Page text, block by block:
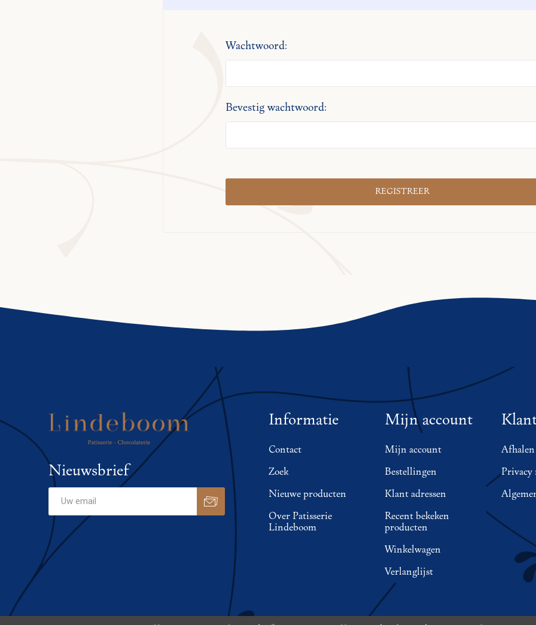
Wachtwoord:
Bevestig wachtwoord:
Nieuwsbrief
Informatie
Contact
Zoek
Nieuwe producten
Over Patisserie
Lindeboom
Mijn account
Mijn account
Bestellingen
Klant adressen
Recent bekeken
producten
Winkelwagen
Verlanglijst
Afhalen
Privacy